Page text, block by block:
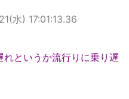
水) 17:01:13.36
というか流行りに乗り遅